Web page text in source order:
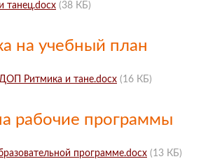
танец.docx (38 КБ)
на учебный план
Ритмика и тане.docx (16 КБ)
рабочие программы
программе.docx (13 КБ)